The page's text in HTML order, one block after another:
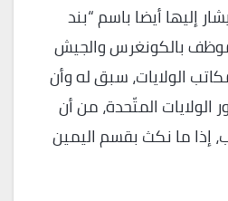
3، والتي يشار إليها أيضا باسم “بند
موظف بالكونغرس والجيش
الولايات، سبق له وأن
المتّحدة، من أن
ما نكث بقسم اليمين